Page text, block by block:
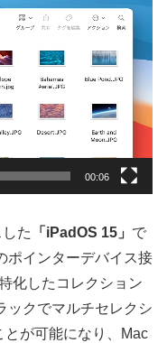
00:06
た 「iPadOS 15」 で
ポインターデバイス接
化したコレクション
ックでマルチセレクシ
とが可能になり、Mac